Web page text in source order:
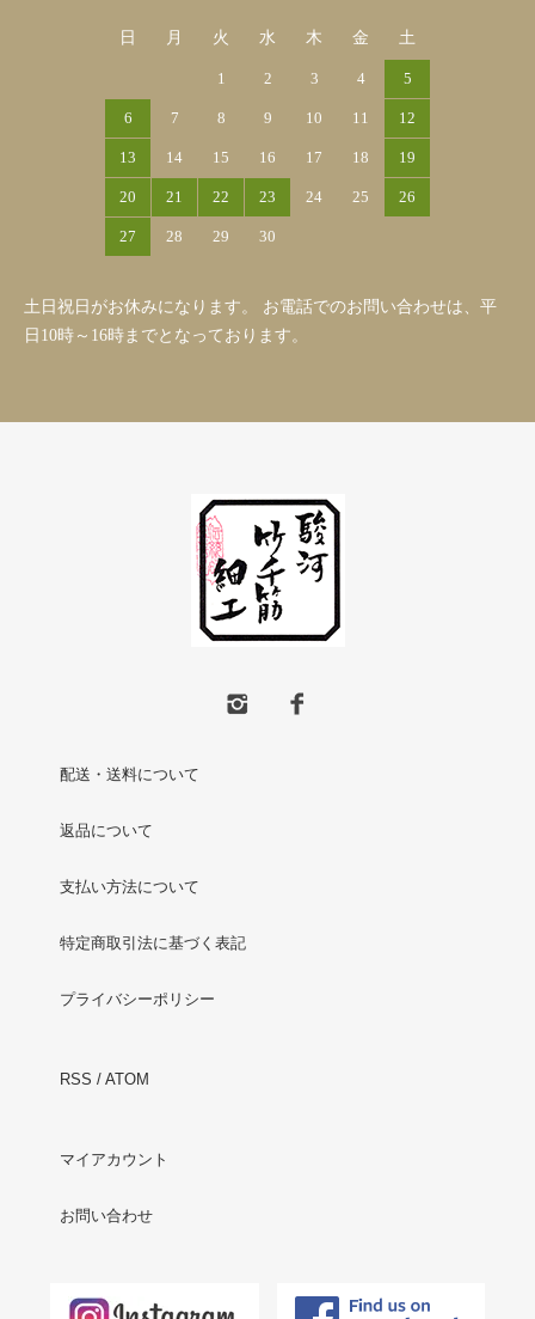
日 月 火 水 木 金 土
1 2 3 4 5
6 7 8 9 10 11 12
13 14 15 16 17 18 19
20 21 22 23 24 25 26
27 28 29 30
土日祝日がお休みになります。 お電話でのお問い合わせは、平
日10時～16時までとなっております。
配送・送料について
返品について
支払い方法について
特定商取引法に基づく表記
プライバシーポリシー
RSS / ATOM
マイアカウント
お問い合わせ